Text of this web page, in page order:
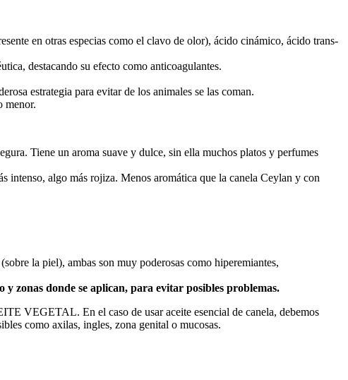
en otras especias como el clavo de olor), ácido cinámico, ácido trans-
destacando su efecto como anticoagulantes.
estrategia para evitar de los animales se las coman.
menor.
Tiene un aroma suave y dulce, sin ella muchos platos y perfumes
intenso, algo más rojiza. Menos aromática que la canela Ceylan y con
la piel), ambas son muy poderosas como hiperemiantes,
y zonas donde se aplican, para evitar posibles problemas.
En el caso de usar aceite esencial de canela, debemos
como axilas, ingles, zona genital o mucosas.